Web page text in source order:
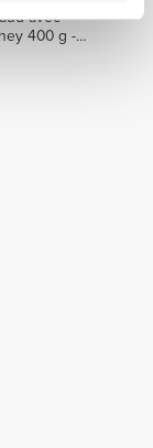
avec
400 g -